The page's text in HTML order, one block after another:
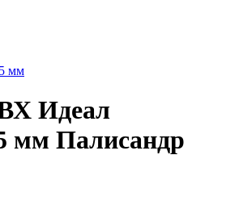
мм
Идеал
мм Палисандр